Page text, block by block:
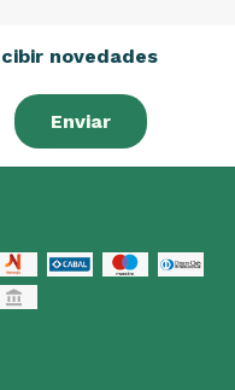
novedades
Enviar